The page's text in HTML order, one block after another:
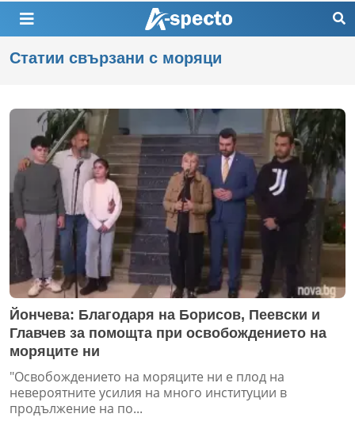
Статии свързани с моряци
Йончева: Благодаря на Борисов, Пеевски и
Главчев за помощта при освобождението на
моряците ни
"Освобождението на моряците ни е плод на
невероятните усилия на много институции в
продължение на по...